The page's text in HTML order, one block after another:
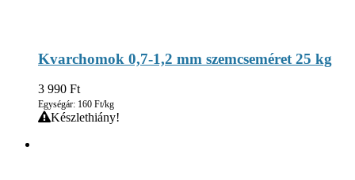
Kvarchomok 0,7-1,2 mm szemcseméret 25 kg
3 990 Ft
Egységár: 160 Ft/kg
Készlethiány!